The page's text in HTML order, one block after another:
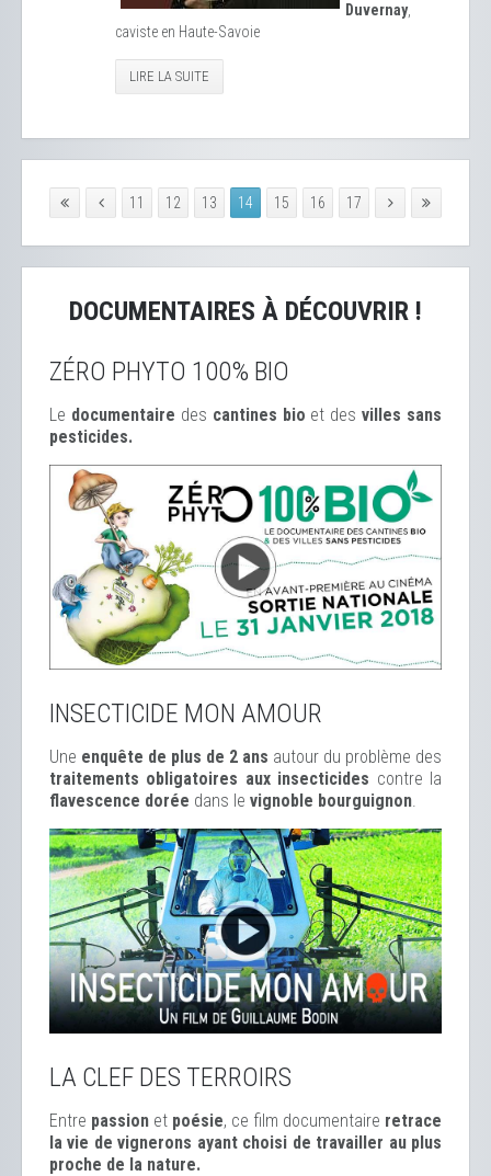
Duvernay,
caviste en Haute-Savoie
LIRE LA SUITE
11 12 13 14 15 16 17
DOCUMENTAIRES À DÉCOUVRIR !
ZÉRO PHYTO 100% BIO
Le documentaire des cantines bio et desvilles sans
pesticides.
INSECTICIDE MON AMOUR
Une enquête de plus de 2 ans autour du problème des
traitements obligatoires aux insecticides contre la
flavescence dorée dans le vignoble bourguignon.
LA CLEF DES TERROIRS
Entre passion et poésie, ce film documentaire retrace
la vie de vignerons ayant choisi de travailler au plus
proche de la nature.